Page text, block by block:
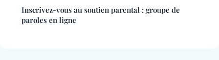
Inscrivez-vous au soutien parental : groupe de
paroles en ligne